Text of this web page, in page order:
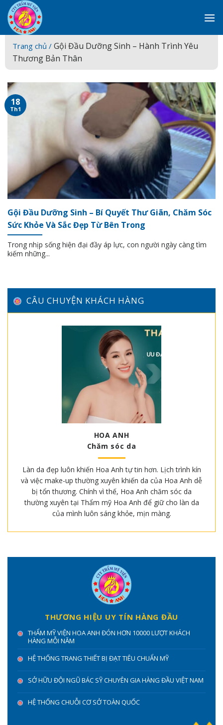
Skip
to
content
Trang chủ / Gội Đầu Dưỡng Sinh – Hành Trình Yêu
Thương Bản Thân
Gội Đầu Dưỡng Sinh – Bí Quyết Thư Giãn, Chăm Sóc
Sức Khỏe Và Sắc Đẹp Từ Bên Trong
Trong nhịp sống hiện đại đầy áp lực, con người ngày càng tìm
kiếm những...
18
Th1
CÂU CHUYỆN KHÁCH HÀNG
HOA ANH
Chăm sóc da
Làn da đẹp luôn khiến Hoa Anh tự tin hơn. Lịch trình kín
và việc make-up thường xuyên khiến da của Hoa Anh dễ
bị tổn thương. Chính vì thế, Hoa Anh chăm sóc da
thường xuyên tại Thẩm mỹ Hoa Anh để giữ cho làn da
của mình luôn sáng khỏe, mịn màng.
THƯƠNG HIỆU UY TÍN HÀNG ĐẦU
THẨM MỸ VIỆN HOA ANH ĐÓN HƠN 10000 LƯỢT KHÁCH
HÀNG MỖI NĂM
HỆ THỐNG TRANG THIẾT BỊ ĐẠT TIÊU CHUẨN MỸ
SỞ HỮU ĐỘI NGŨ BÁC SỸ CHUYÊN GIA HÀNG ĐẦU VIỆT NAM
HỆ THỐNG CHUỖI CƠ SỞ TOÀN QUỐC